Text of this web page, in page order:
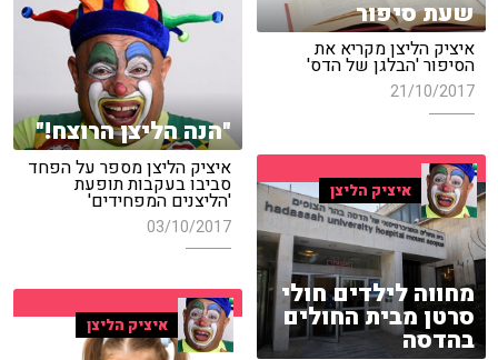
שעת סיפור
איציק הליצן מקריא את
הסיפור 'הבלגן של הדס'
21/10/2017
"הנה הליצן הרוצח!"
איציק הליצן מספר על הפחד
סביבו בעקבות תופעת
'הליצנים המפחידים'
03/10/2017
איציק הליצן
מחווה לילדים חולי
סרטן מבית החולים
בהדסה איציק הליצן